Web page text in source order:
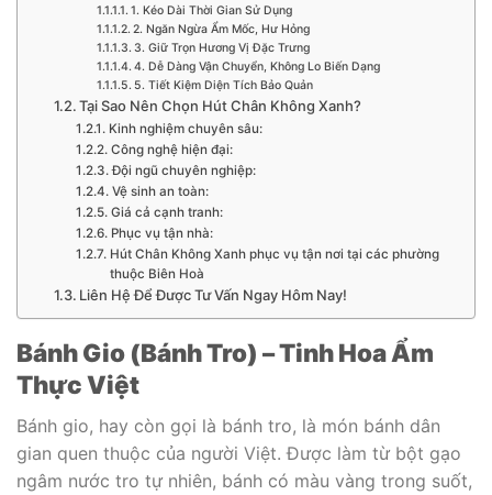
1. Kéo Dài Thời Gian Sử Dụng
2. Ngăn Ngừa Ẩm Mốc, Hư Hỏng
3. Giữ Trọn Hương Vị Đặc Trưng
4. Dễ Dàng Vận Chuyển, Không Lo Biến Dạng
5. Tiết Kiệm Diện Tích Bảo Quản
Tại Sao Nên Chọn Hút Chân Không Xanh?
Kinh nghiệm chuyên sâu:
Công nghệ hiện đại:
Đội ngũ chuyên nghiệp:
Vệ sinh an toàn:
Giá cả cạnh tranh:
Phục vụ tận nhà:
Hút Chân Không Xanh phục vụ tận nơi tại các phường
thuộc Biên Hoà
Liên Hệ Để Được Tư Vấn Ngay Hôm Nay!
Bánh Gio (Bánh Tro) – Tinh Hoa Ẩm
Thực Việt
Bánh gio, hay còn gọi là bánh tro, là món bánh dân
gian quen thuộc của người Việt. Được làm từ bột gạo
ngâm nước tro tự nhiên, bánh có màu vàng trong suốt,